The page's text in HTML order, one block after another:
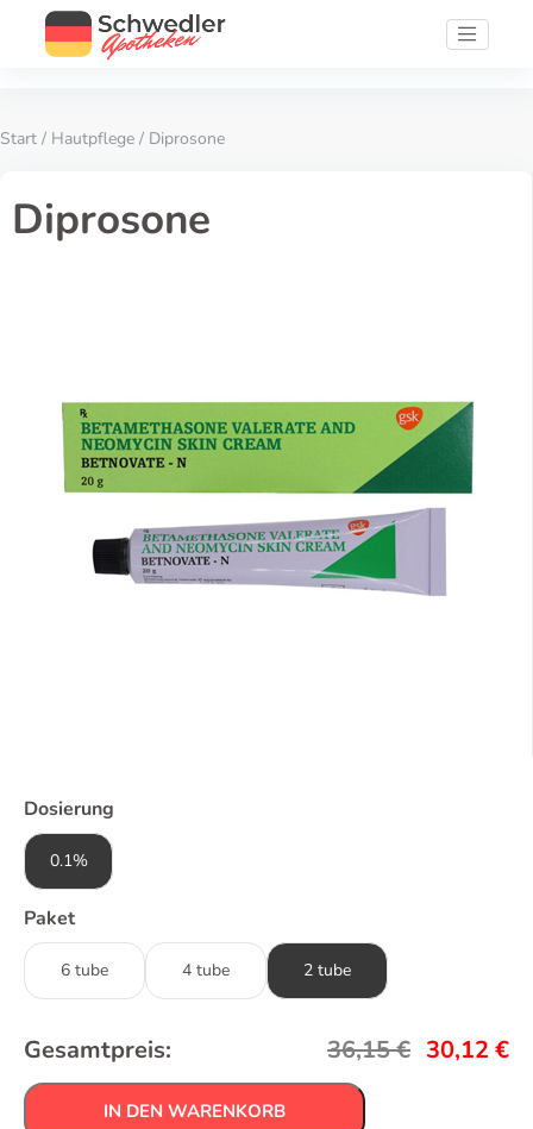
Start / Hautpflege / Diprosone
Diprosone
Dosierung
0.1%
Paket
6 tube 4 tube 2 tube
Gesamtpreis: 36,15€ 30,12 €
IN DEN WARENKORB